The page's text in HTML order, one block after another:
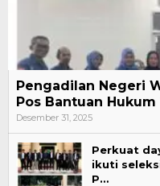
Pengadilan Negeri
Pos Bantuan Hukum
Desember 31, 2025
Perkuat
ikuti
P…